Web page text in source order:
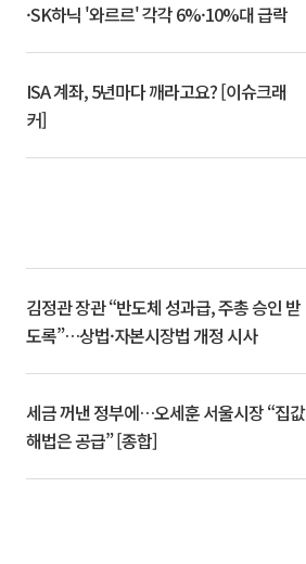
·SK하닉 '와르르' 각각 6%·10%대 급락
ISA 계좌, 5년마다 깨라고요? [이슈크래
커]
김정관 장관 “반도체 성과급, 주총 승인 받
도록”…상법·자본시장법 개정 시사
세금 꺼낸 정부에…오세훈 서울시장 “집값
해법은 공급” [종합]